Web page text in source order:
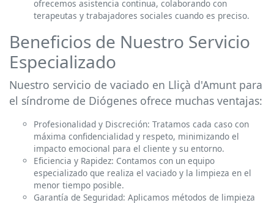
ofrecemos asistencia continua, colaborando con
terapeutas y trabajadores sociales cuando es preciso.
Beneficios de Nuestro Servicio
Especializado
Nuestro servicio de vaciado en Lliçà d'Amunt para
el síndrome de Diógenes ofrece muchas ventajas:
Profesionalidad y Discreción: Tratamos cada caso con
máxima confidencialidad y respeto, minimizando el
impacto emocional para el cliente y su entorno.
Eficiencia y Rapidez: Contamos con un equipo
especializado que realiza el vaciado y la limpieza en el
menor tiempo posible.
Garantía de Seguridad: Aplicamos métodos de limpieza